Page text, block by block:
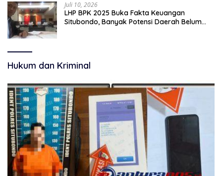
Juli 10, 2026
LHP BPK 2025 Buka Fakta Keuangan
Situbondo, Banyak Potensi Daerah Belum
Hukum dan Kriminal